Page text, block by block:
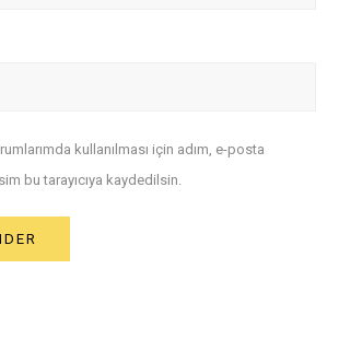
kullanılması için adım, e-posta
bu tarayıcıya kaydedilsin.